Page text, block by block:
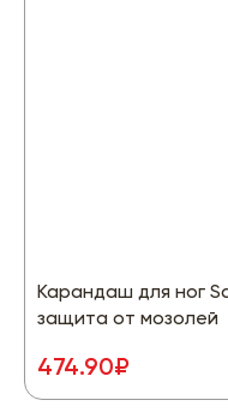
Карандаш для ног
защита от мозолей
474.90₽